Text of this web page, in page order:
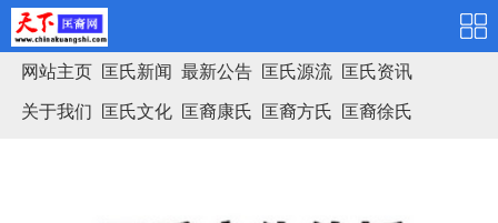
网站主页 匡氏新闻 最新公告 匡氏源流 匡氏资讯
关于我们 匡氏文化 匡裔康氏 匡裔方氏 匡裔徐氏